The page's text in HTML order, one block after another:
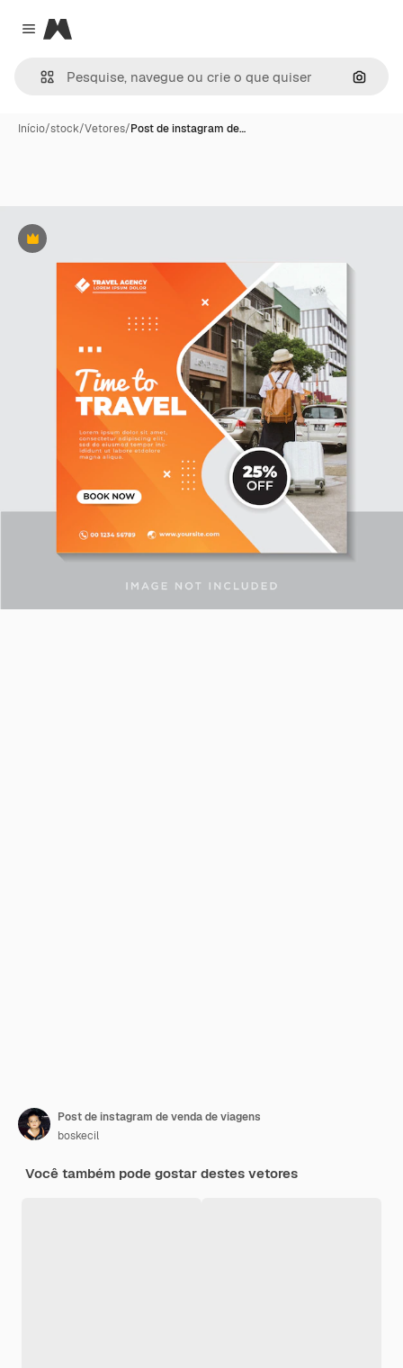
Close menu
Magnific
Início/stock/Vetores/Post de instagram de…
Premium
Post de instagram de venda de viagens
boskecil
Você também pode gostar destes vetores